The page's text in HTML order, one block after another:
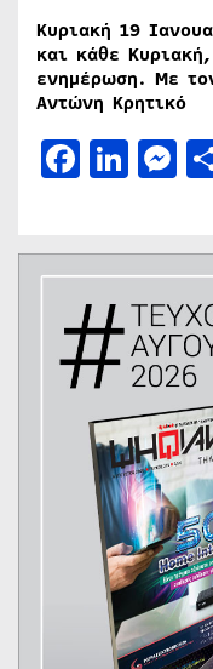
Κυριακή 19
και κάθε
ενημέρωση. Με
Αντώνη Κρητικό